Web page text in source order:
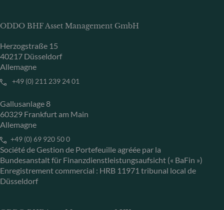
ODDO BHF Asset Management GmbH
Herzogstraße 15
40217 Düsseldorf
Allemagne
+49 (0) 211 239 24 01
Gallusanlage 8
60329 Frankfurt am Main
Allemagne
+49 (0) 69 920 50 0
Société de Gestion de Portefeuille agréée par la
Bundesanstalt für Finanzdienstleistungsaufsicht (« BaFin »)
Enregistrement commercial : HRB 11971 tribunal local de
Düsseldorf